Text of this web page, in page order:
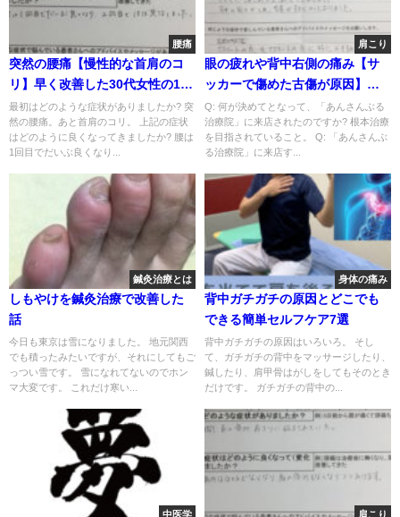
腰痛
突然の腰痛【慢性的な首肩のコ
リ】早く改善した30代女性の1症
例
最初はどのような症状がありましたか? 突
然の腰痛。あと首肩のコリ。 上記の症状
はどのように良くなってきましたか? 腰は
1回目でだいぶ良くなり...
肩こり
眼の疲れや背中右側の痛み【サ
ッカーで傷めた古傷が原因】バ
ランスを改善していった1症例
Q: 何が決めてとなって、「あんさんぶる
治療院」に来店されたのですか? 根本治療
を目指されていること。 Q: 「あんさんぶ
る治療院」に来店す...
鍼灸治療とは
しもやけを鍼灸治療で改善した
話
今日も東京は雪になりました。 地元関西
でも積ったみたいですが、それにしてもご
っつい雪です。 雪になれてないのでホン
マ大変です。 これだけ寒い...
身体の痛み
背中ガチガチの原因とどこでも
できる簡単セルフケア7選
背中ガチガチの原因はいろいろ。 そし
て、ガチガチの背中をマッサージしたり、
鍼したり、肩甲骨はがしをしてもそのとき
だけです。 ガチガチの背中の...
中医学 肩こり